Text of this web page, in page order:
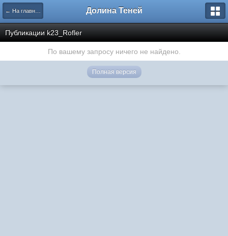
← На главную Долина Теней
Публикации k23_Rofler
По вашему запросу ничего не найдено.
Полная версия